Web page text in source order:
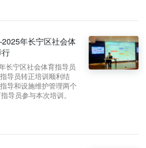
年长宁区社会体
行
长宁区社会体育指导员
导员转正培训顺利结
导和设施维护管理两个
导员参与本次培训。